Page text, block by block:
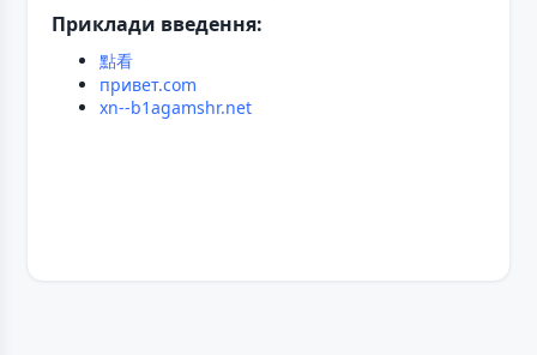
Приклади введення:
點看
привет.com
xn--b1agamshr.net